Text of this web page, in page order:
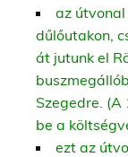
az
dűlőutakon,
át jutunk el
Szegedre.
be a
ezt az